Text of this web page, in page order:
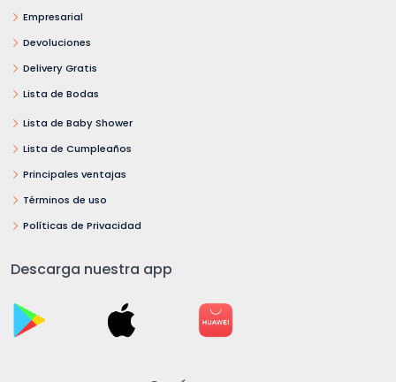
Empresarial
Devoluciones
Delivery Gratis
Lista de Bodas
Lista de Baby Shower
Lista de Cumpleaños
Principales ventajas
Términos de uso
Políticas de Privacidad
Descarga nuestra app